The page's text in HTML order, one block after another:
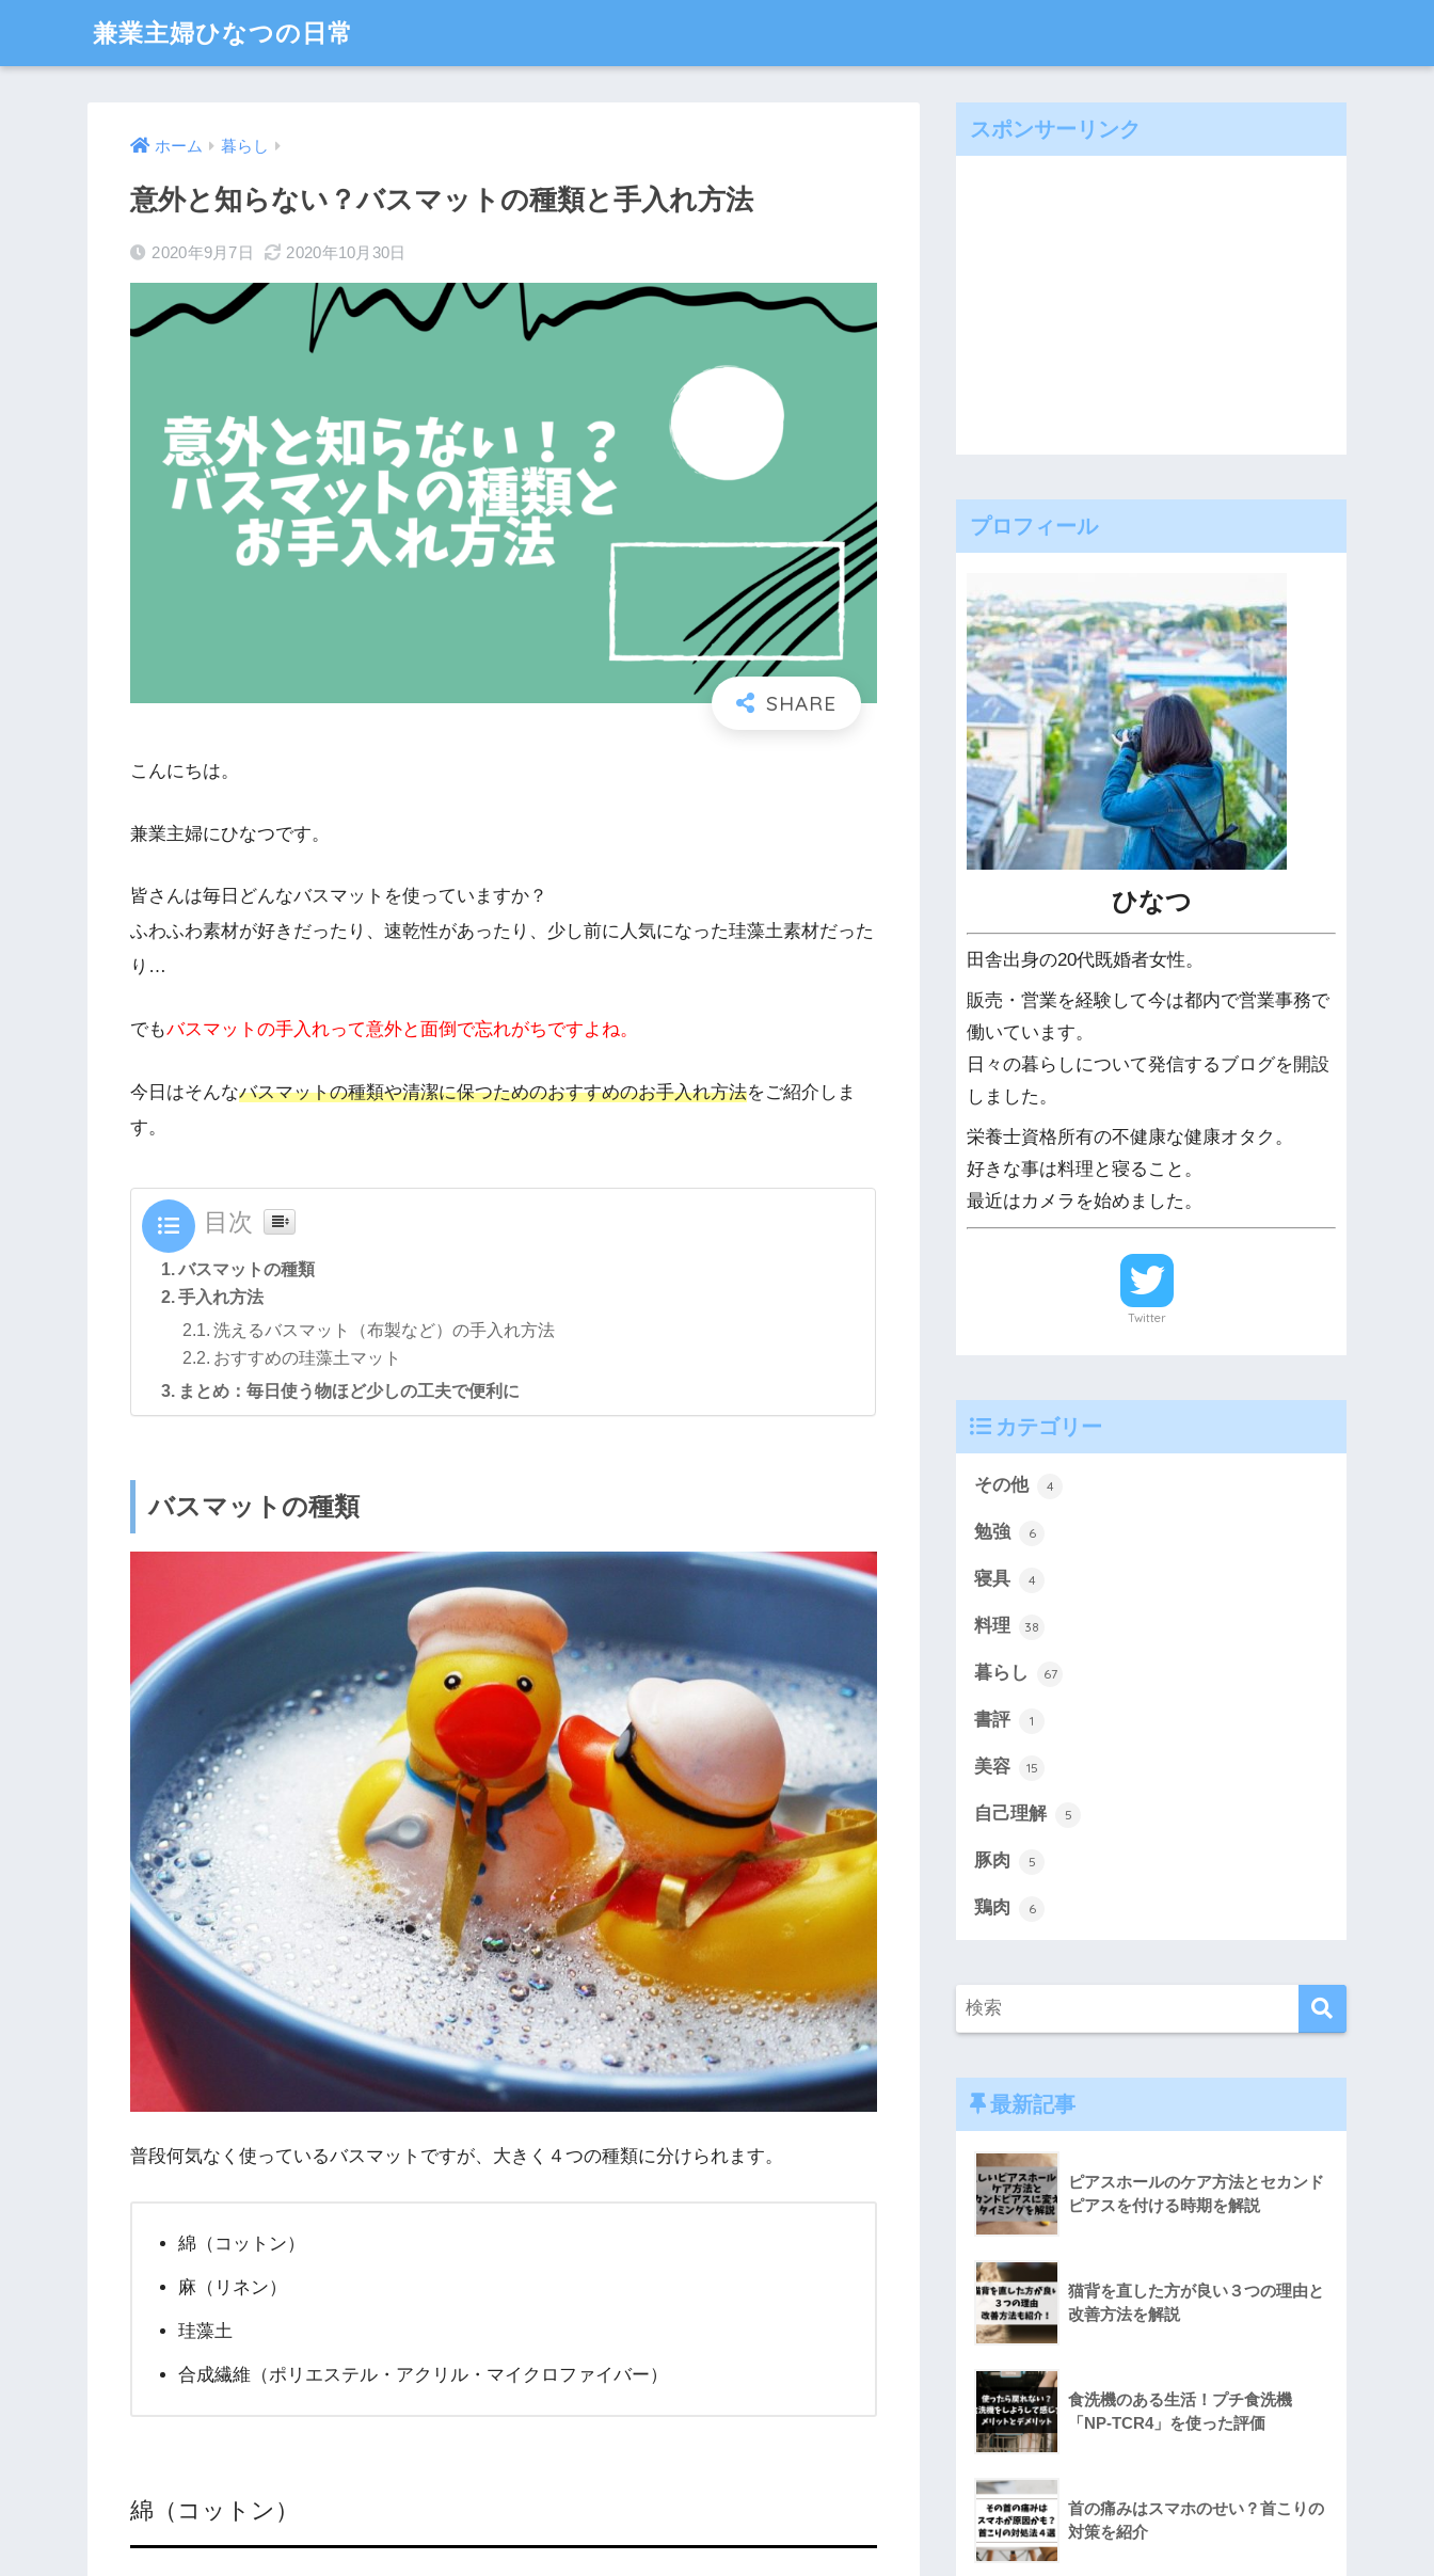
兼業主婦ひなつの日常
ホーム 暮らし
意外と知らない？バスマットの種類と手入れ方法
2020年9月7日 2020年10月30日
こんにちは。
兼業主婦にひなつです。
皆さんは毎日どんなバスマットを使っていますか？
ふわふわ素材が好きだったり、速乾性があったり、少し前に人気になった珪藻土素材だった
り…
でもバスマットの手入れって意外と面倒で忘れがちですよね。
今日はそんなバスマットの種類や清潔に保つためのおすすめのお手入れ方法をご紹介しま
す。
目次
バスマットの種類
手入れ方法
洗えるバスマット（布製など）の手入れ方法
おすすめの珪藻土マット
まとめ：毎日使う物ほど少しの工夫で便利に
バスマットの種類
普段何気なく使っているバスマットですが、大きく４つの種類に分けられます。
綿（コットン）
麻（リネン）
珪藻土
合成繊維（ポリエステル・アクリル・マイクロファイバー）
綿（コットン）
スポンサーリンク
プロフィール
ひなつ
田舎出身の20代既婚者女性。
販売・営業を経験して今は都内で営業事務で
働いています。
日々の暮らしについて発信するブログを開設
しました。
栄養士資格所有の不健康な健康オタク。
好きな事は料理と寝ること。
最近はカメラを始めました。
Twitter
カテゴリー
その他 4
勉強 6
寝具 4
料理 38
暮らし 67
書評 1
美容 15
自己理解 5
豚肉 5
鶏肉 6
最新記事
ピアスホールのケア方法とセカンド
ピアスを付ける時期を解説
猫背を直した方が良い３つの理由と
改善方法を解説
食洗機のある生活！プチ食洗機
「NP-TCR4」を使った評価
首の痛みはスマホのせい？首こりの
対策を紹介